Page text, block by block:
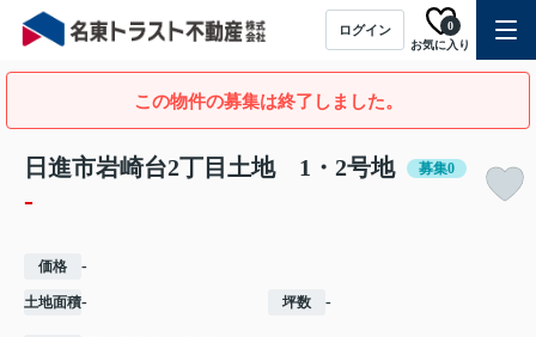
ログイン
お気に入り
0
この物件の募集は終了しました。
日進市岩崎台2丁目土地 1・2号地 募集0
-
価格 -
土地面積- 坪数 -